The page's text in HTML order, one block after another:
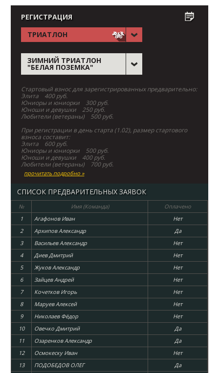
РЕГИСТРАЦИЯ
ТРИАТЛОН
ЗИМНИЙ ТРИАТЛОН
"БЕЛАЯ ПОЗЕМКА"
Стартовый взнос для зарегистрированных предварительно:
Элита 400 руб.
Юниоры и юниорки 300 руб.
Юноши и девушки 250 руб.
Любители (ветераны) 500 руб.
При регистрации в день старта (1.02), размер стартового
взноса составит:
Элита 600 руб.
Юниоры и юниорки 500 руб.
Юноши и девушки 400 руб.
Любители (ветераны) 700 руб.
прочитать подробно »
СПИСОК ПРЕДВАРИТЕЛЬНЫХ ЗАЯВОК
№ Имя (Команда)
Оплачено
1
Агафонов Иван
Нет
2
Архипов Александр
Да
3
Васильев Александр
Нет
4
Диев Дмитрий
Нет
5
Жуков Александр
Нет
6
Зайцев Андрей
Нет
7
Кочетков Игорь
Нет
8
Маруев Алексей
Нет
9
Николаев Фёдор
Нет
10
Овечко Дмитрий
Да
11
Озаренков Александр
Да
12
Осмокеску Иван
Нет
13
ПОДОБЕДОВ ОЛЕГ Да